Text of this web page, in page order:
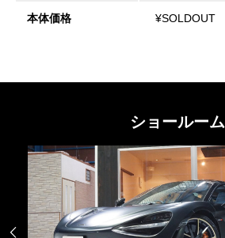
本体価格 ¥SOLDOUT
ショールーム
